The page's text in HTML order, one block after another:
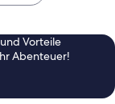
Vorteile
Abenteuer!